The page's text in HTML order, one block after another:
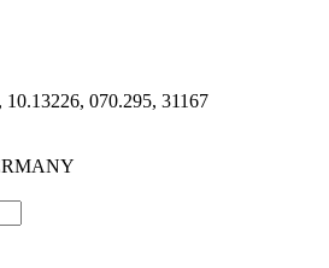
10.13226, 070.295, 31167